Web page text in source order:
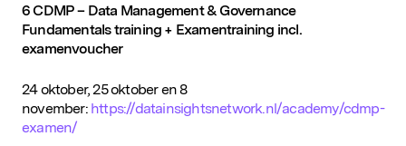
Populaire zoekopdrachten
6 CDMP – Data Management & Governance
Fundamentals training + Examentraining incl.
examenvoucher
24 oktober, 25 oktober en 8
november: https://datainsightsnetwork.nl/academy/cdmp-
examen/